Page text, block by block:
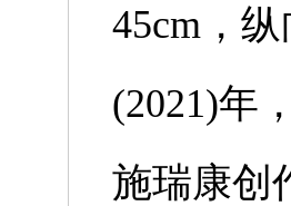
45cm，
(2021)年
施瑞康创